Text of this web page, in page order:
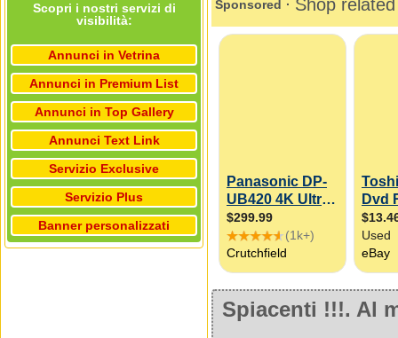
Scopri i nostri servizi di
visibilità:
Annunci in Vetrina
Annunci in Premium List
Annunci in Top Gallery
Annunci Text Link
Servizio Exclusive
Servizio Plus
Banner personalizzati
Spiacenti !!!. Al